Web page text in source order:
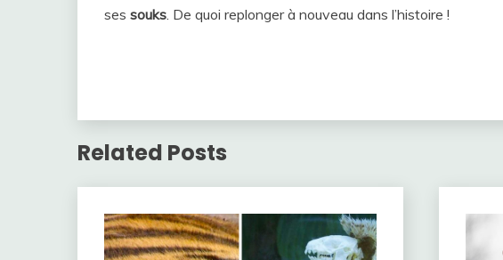
ses souks . De quoi replonger à nouveau dans l’histoire !
Related Posts